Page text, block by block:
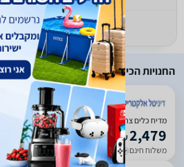
למפרט המלא >>
החנויות הכי זולות
2.71
1509
)
מדיח כלים ‏צר Bosch SPS2HKI58E בוש
₪2,479
משלוח חינם עד 3 ימי עסקים